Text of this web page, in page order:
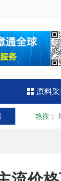
 原料
热搜 ：